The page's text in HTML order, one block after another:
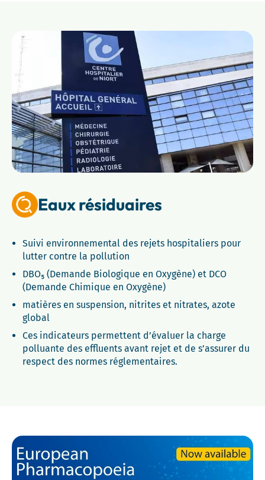
Eaux résiduaires
Suivi environnemental des rejets hospitaliers pour
lutter contre la pollution
DBO₅ (Demande Biologique en Oxygène) et DCO
(Demande Chimique en Oxygène)
matières en suspension, nitrites et nitrates, azote
global
Ces indicateurs permettent d’évaluer la charge
polluante des effluents avant rejet et de s’assurer du
respect des normes réglementaires.